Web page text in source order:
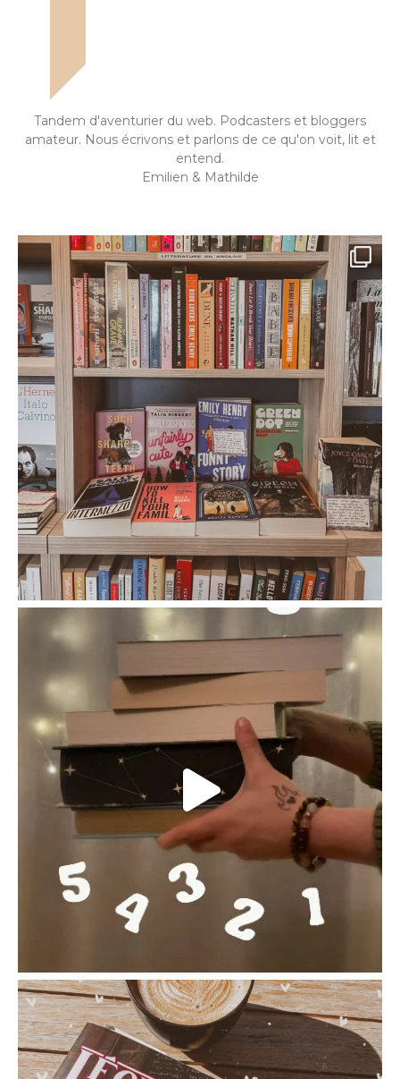
Tandem d'aventurier du web. Podcasters et bloggers
amateur. Nous écrivons et parlons de ce qu'on voit, lit et
entend.
Emilien & Mathilde